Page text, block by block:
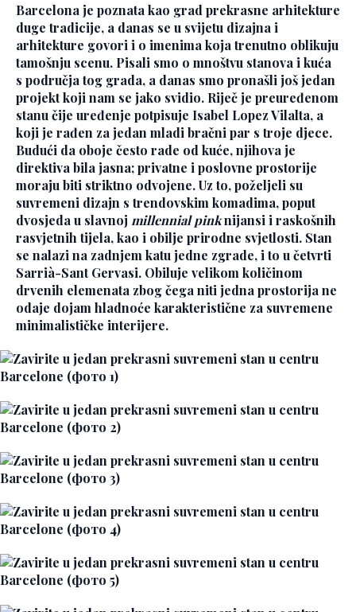
Barcelona je poznata kao grad prekrasne arhitekture
duge tradicije, a danas se u svijetu dizajna i
arhitekture govori i o imenima koja trenutno oblikuju
tamošnju scenu. Pisali smo o mnoštvu stanova i kuća
s područja tog grada, a danas smo pronašli još jedan
projekt koji nam se jako svidio. Riječ je preuređenom
stanu čije uređenje potpisuje Isabel Lopez Vilalta, a
koji je rađen za jedan mladi bračni par s troje djece.
Budući da oboje često rade od kuće, njihova je
direktiva bila jasna; privatne i poslovne prostorije
moraju biti striktno odvojene. Uz to, poželjeli su
suvremeni dizajn s trendovskim komadima, poput
dvosjeda u slavnoj millennial pinknijansi i raskošnih
rasvjetnih tijela, kao i obilje prirodne svjetlosti. Stan
se nalazi na zadnjem katu jedne zgrade, i to u četvrti
Sarrià-Sant Gervasi. Obiluje velikom količinom
drvenih elemenata zbog čega niti jedna prostorija ne
odaje dojam hladnoće karakteristične za suvremene
minimalističke interijere.